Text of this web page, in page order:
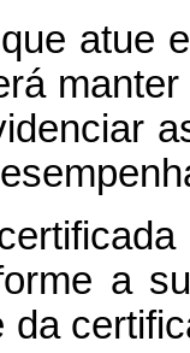
atue
a
da